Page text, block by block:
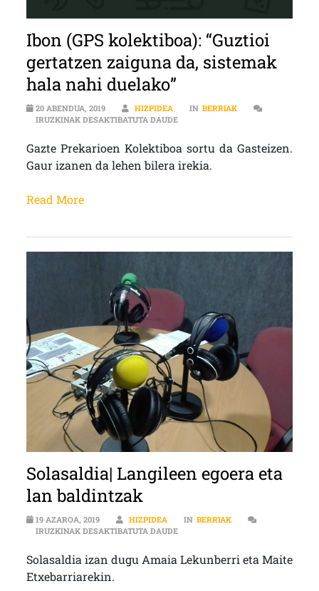
Ibon (GPS kolektiboa): “Guztioi
gertatzen zaiguna da, sistemak
hala nahi duelako”
20 ABENDUA, 2019 HIZPIDEA IN BERRIAK
IRUZKINAK DESAKTIBATUTA DAUDEIBON (GPS KOLEKTIBOA): “GUZTIOI
Gazte Prekarioen Kolektiboa sortu da Gasteizen.
Gaur izanen da lehen bilera irekia.
Read More
Solasaldia| Langileen egoera eta
lan baldintzak
19 AZAROA, 2019 HIZPIDEA IN BERRIAK
IRUZKINAK DESAKTIBATUTA DAUDESOLASALDIA| LANGILEEN EGOERA
Solasaldia izan dugu Amaia Lekunberri eta Maite
Etxebarriarekin.